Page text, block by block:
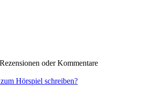
oder Kommentare
Hörspiel schreiben?